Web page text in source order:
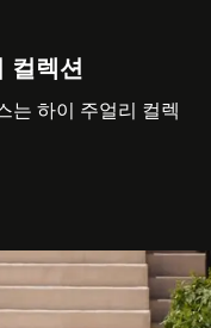
컬렉션
는 하이 주얼리 컬렉